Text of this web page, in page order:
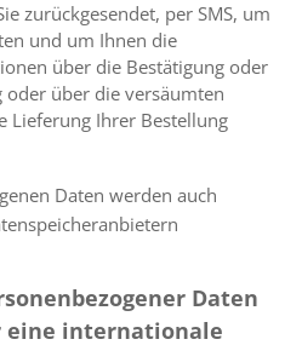
zurückgesendet, per SMS, um
und um Ihnen die
über die Bestätigung oder
über die versäumten
Lieferung Ihrer Bestellung
Daten werden auch
Daten
internationale